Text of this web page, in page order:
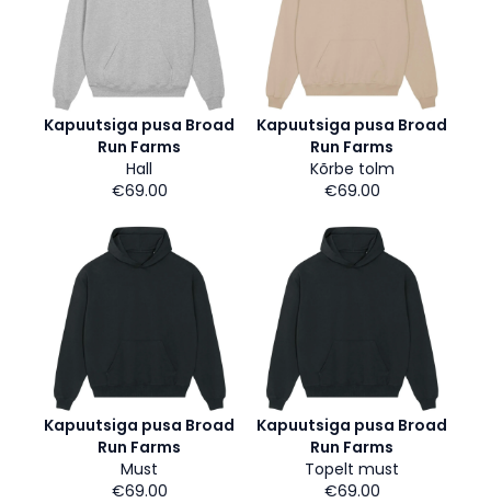
Kapuutsiga pusa Broad
Run Farms
Hall
€69.00
Kapuutsiga pusa Broad
Run Farms
Kõrbe tolm
€69.00
Kapuutsiga pusa Broad
Run Farms
Must
€69.00
Kapuutsiga pusa Broad
Run Farms
Topelt must
€69.00